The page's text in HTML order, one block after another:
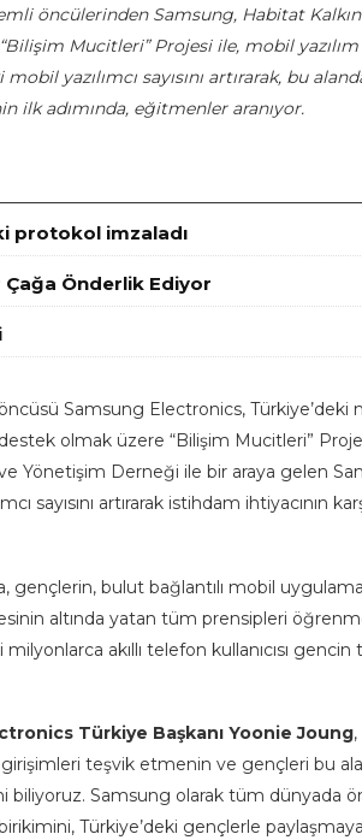
öncülerinden Samsung, Habitat
Mucitleri” Projesi ile, mobil
yazılımcı sayısını artırarak, bu
ilk adımında, eğitmenler aranıyor.
protokol imzaladı
Önderlik Ediyor
Samsung Electronics, Türkiye’deki
olmak üzere “Bilişim Mucitleri”
Yönetişim Derneği ile bir araya gelen
sayısını artırarak istihdam ihtiyacının
gençlerin, bulut bağlantılı mobil
altında yatan tüm prensipleri
akıllı telefon kullanıcısı
Türkiye Başkanı Yoonie Joung
girişimleri teşvik etmenin ve gençleri bu
Samsung olarak tüm dünyada
Türkiye’deki gençlerle paylaşmaya